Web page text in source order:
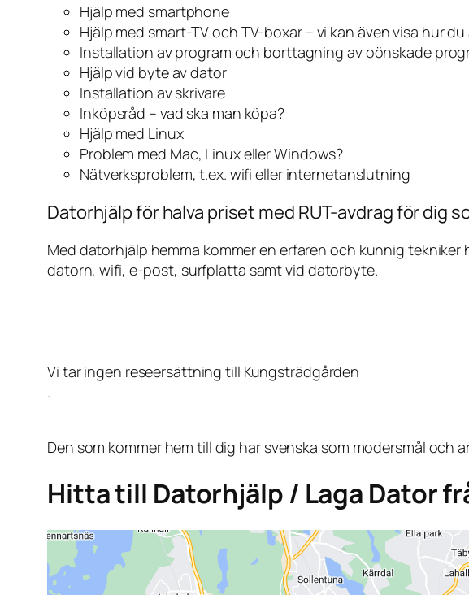
Hjälp med smartphone
Hjälp med smart-TV och TV-boxar – vi kan även visa hur
Installation av program och borttagning av oönskade
Hjälp vid byte av dator
Installation av skrivare
Inköpsråd – vad ska man köpa?
Hjälp med Linux
Problem med Mac, Linux eller Windows?
Nätverksproblem, t.ex. wifi eller internetanslutning
Datorhjälp för halva priset med RUT-avdrag för dig
Med datorhjälp hemma kommer en erfaren och kunnig tekniker
datorn, wifi, e-post, surfplatta samt vid datorbyte.
Vi tar ingen reseersättning till Kungsträdgården
.
Den som kommer hem till dig har svenska som modersmål och
Hitta till Datorhjälp / Laga Dator